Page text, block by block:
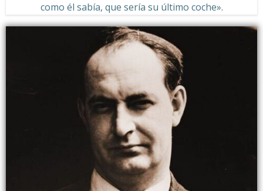
como él sabía, que sería su último coche».